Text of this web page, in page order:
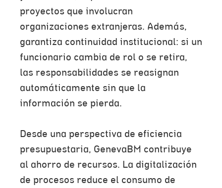
proyectos que involucran
organizaciones extranjeras. Además,
garantiza continuidad institucional: si un
funcionario cambia de rol o se retira,
las responsabilidades se reasignan
automáticamente sin que la
información se pierda.
Desde una perspectiva de eficiencia
presupuestaria, GenevaBM contribuye
al ahorro de recursos. La digitalización
de procesos reduce el consumo de